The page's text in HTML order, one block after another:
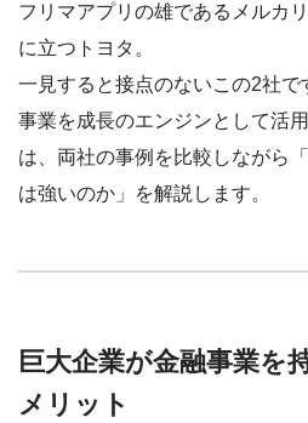
フリマアプリの雄であるメルカ
に立つトヨタ。
一見すると接点のないこの2社
事業を成長のエンジンとして活
は、両社の事例を比較しながら
は強いのか」を解説します。
巨大企業が金融事業を
メリット